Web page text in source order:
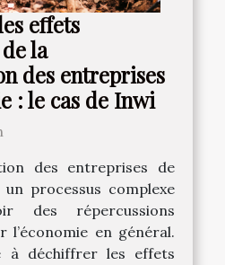
effets
la
des entreprises
: le cas de Inwi
des entreprises de
processus complexe
des répercussions
l’économie en général.
à déchiffrer les effets